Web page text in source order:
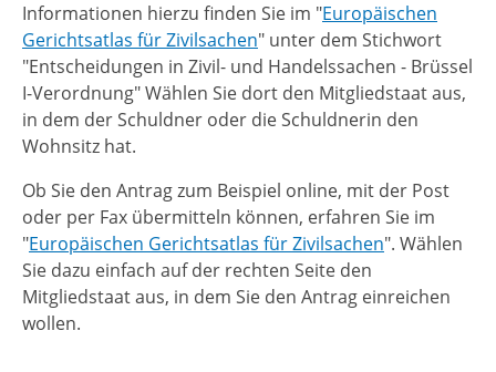
Informationen hierzu finden Sie im "Europäischen
Gerichtsatlas für Zivilsachen" unter dem Stichwort
"Entscheidungen in Zivil- und Handelssachen - Brüssel
I-Verordnung" Wählen Sie dort den Mitgliedstaat aus,
in dem der Schuldner oder die Schuldnerin den
Wohnsitz hat.
Ob Sie den Antrag zum Beispiel online, mit der Post
oder per Fax übermitteln können, erfahren Sie im
"Europäischen Gerichtsatlas für Zivilsachen". Wählen
Sie dazu einfach auf der rechten Seite den
Mitgliedstaat aus, in dem Sie den Antrag einreichen
wollen.